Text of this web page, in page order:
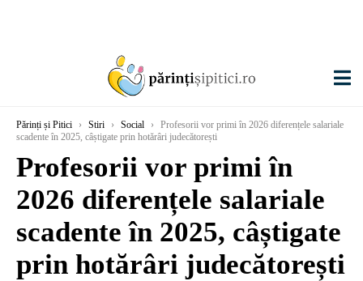
Părinți și Pitici › Stiri › Social ›
Profesorii vor primi în 2026 diferențele salariale
scadente în 2025, câștigate prin hotărâri judecătorești
Profesorii vor primi în
2026 diferențele salariale
scadente în 2025, câștigate
prin hotărâri judecătorești